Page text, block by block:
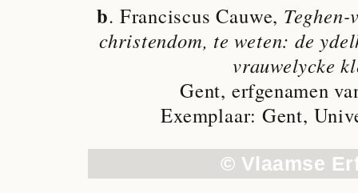
b. Franciscus Cauwe,
christendom, te weten: de
vrauwelycke
Gent, erfgenamen
Exemplaar: Gent,
© Vlaamse